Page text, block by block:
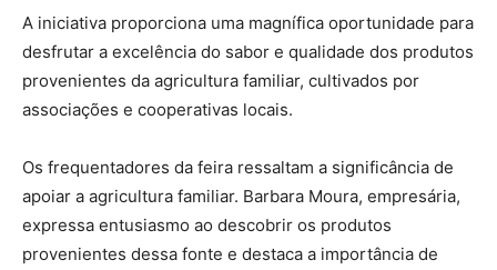
A iniciativa proporciona uma magnífica oportunidade para
desfrutar a excelência do sabor e qualidade dos produtos
provenientes da agricultura familiar, cultivados por
associações e cooperativas locais.
Os frequentadores da feira ressaltam a significância de
apoiar a agricultura familiar. Barbara Moura, empresária,
expressa entusiasmo ao descobrir os produtos
provenientes dessa fonte e destaca a importância de